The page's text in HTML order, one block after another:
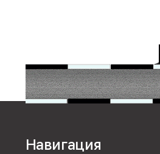
Навигация